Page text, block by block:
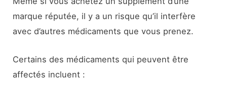
marque réputée, il y a un risque qu’il interfère
avec d’autres médicaments que vous prenez.
Certains des médicaments qui peuvent être
affectés incluent :